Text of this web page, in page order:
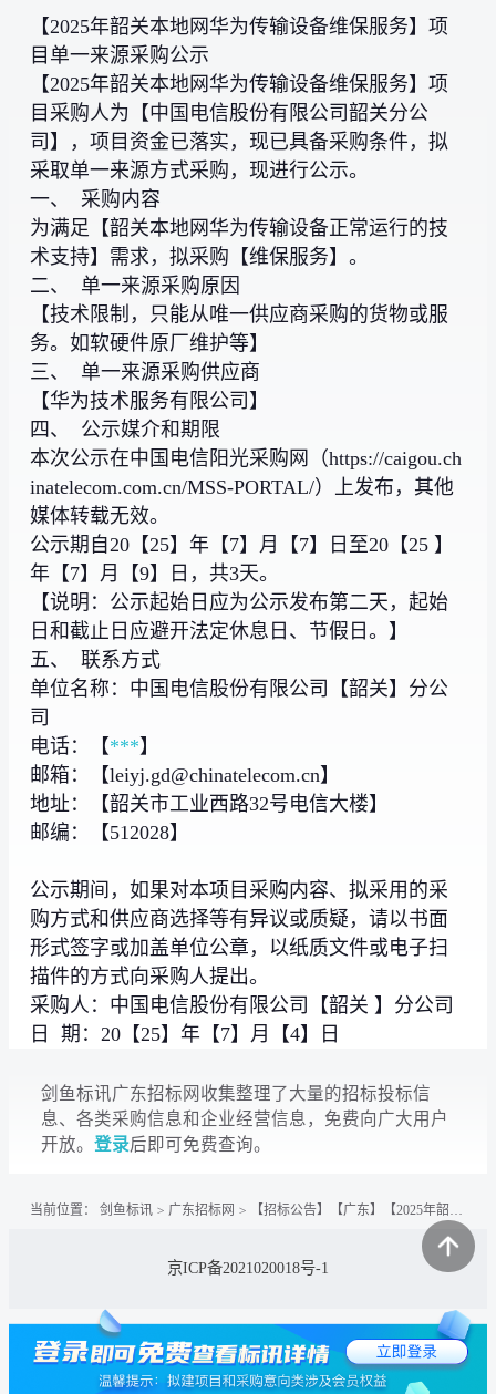
【2025年韶关本地网华为传输设备维保服务】项
目单一来源采购公示
【2025年韶关本地网华为传输设备维保服务】项
目采购人为【中国电信股份有限公司韶关分公
司】，项目资金已落实，现已具备采购条件，拟
采取单一来源方式采购，现进行公示。
一、 采购内容
为满足【韶关本地网华为传输设备正常运行的技
术支持】需求，拟采购【维保服务】。
二、 单一来源采购原因
【技术限制，只能从唯一供应商采购的货物或服
务。如软硬件原厂维护等】
三、 单一来源采购供应商
【华为技术服务有限公司】
四、 公示媒介和期限
本次公示在中国电信阳光采购网（https://caigou.ch
inatelecom.com.cn/MSS-PORTAL/）上发布，其他
媒体转载无效。
公示期自20【25】年【7】月【7】日至20【25 】
年【7】月【9】日，共3天。
【说明：公示起始日应为公示发布第二天，起始
日和截止日应避开法定休息日、节假日。】
五、 联系方式
单位名称：中国电信股份有限公司【韶关】分公
司
电话：【***】
邮箱：【leiyj.gd@chinatelecom.cn】
地址：【韶关市工业西路32号电信大楼】
邮编：【512028】
公示期间，如果对本项目采购内容、拟采用的采
购方式和供应商选择等有异议或质疑，请以书面
形式签字或加盖单位公章，以纸质文件或电子扫
描件的方式向采购人提出。
采购人：中国电信股份有限公司【韶关 】分公司
日 期：20【25】年【7】月【4】日
剑鱼标讯广东招标网收集整理了大量的招标投标信
息、各类采购信息和企业经营信息，免费向广大用户
开放。 登录后即可免费查询。
当前位置： 剑鱼标讯 > 广东招标网 > 【招标公告】【广东】【2025年韶关本地网华为传输设备维保服务】项目单一来源采购公示
京ICP备2021020018号-1